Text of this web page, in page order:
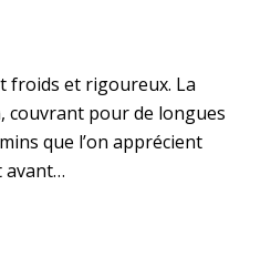
froids et rigoureux. La
couvrant pour de longues
que l’on apprécient
avant…